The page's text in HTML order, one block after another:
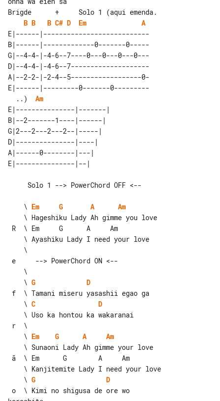
Brigde      +     Solo 1 (aqui emenda.
B B B C# D Em
A
E|------|---------------------------
B|------|-------------0-------0-----
G|--4-4-|-4-6--7----0---0---0---0---
D|--4-4-|-4-6--7--------------------
A|--2-2-|-2-4--5------------------0-
E|------|---------0-------0---------
  ..)
Am
E|---------------|-------|
B|--2-------1----|------|
G|2---2---2---2--|-----|
D|---------------|----|
A|------0--------|---|
    \
Em G A
Am
    \
G
D
    \
C
D
    \
Em G A
Am
    \
G
D